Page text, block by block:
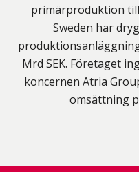
primärproduktion
Sweden har
Mrd SEK. Företaget
koncernen Atria
omsättning